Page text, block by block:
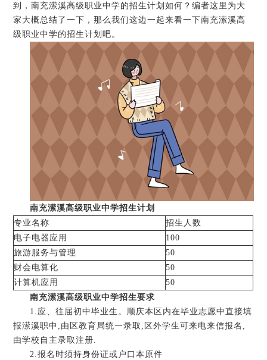
到，南充潆溪高级职业中学的招生计划如何？编者这里为大
家大概总结了一下，那么我们这边一起来看一下南充潆溪高
级职业中学的招生计划吧。
南充潆溪高级职业中学招生计划
专业名称
招生人数
电子电器应用
100
旅游服务与管理
50
财会电算化
50
计算机应用
50
南充潆溪高级职业中学招生要求
1.应、往届初中毕业生。顺庆本区内在毕业志愿中直接填
报潆溪职中,由区教育局统一录取,区外学生可来电来信报名,
由学校自主录取注册.
2.报名时须持身份证或户口本原件